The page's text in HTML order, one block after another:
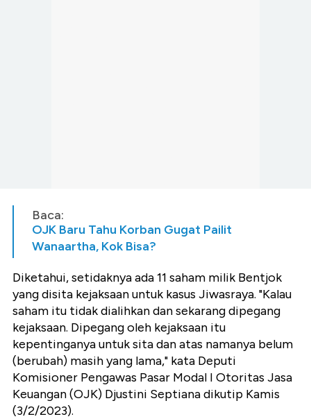
Baca:
OJK Baru Tahu Korban Gugat Pailit
Wanaartha, Kok Bisa?
Diketahui, setidaknya ada 11 saham milik Bentjok
yang disita kejaksaan untuk kasus Jiwasraya. "Kalau
saham itu tidak dialihkan dan sekarang dipegang
kejaksaan. Dipegang oleh kejaksaan itu
kepentinganya untuk sita dan atas namanya belum
(berubah) masih yang lama," kata Deputi
Komisioner Pengawas Pasar Modal I Otoritas Jasa
Keuangan (OJK) Djustini Septianadikutip Kamis
(3/2/2023).